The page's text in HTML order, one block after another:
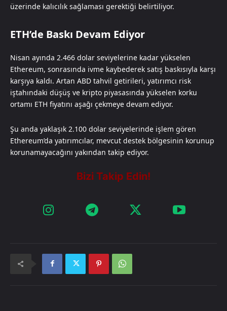
üzerinde kalıcılık sağlaması gerektiği belirtiliyor.
ETH’de Baskı Devam Ediyor
Nisan ayında 2.466 dolar seviyelerine kadar yükselen
Ethereum, sonrasında ivme kaybederek satış baskısıyla karşı
karşıya kaldı. Artan ABD tahvil getirileri, yatırımcı risk
iştahındaki düşüş ve kripto piyasasında yükselen korku
ortamı ETH fiyatını aşağı çekmeye devam ediyor.
Şu anda yaklaşık 2.100 dolar seviyelerinde işlem gören
Ethereum’da yatırımcılar, mevcut destek bölgesinin korunup
korunamayacağını yakından takip ediyor.